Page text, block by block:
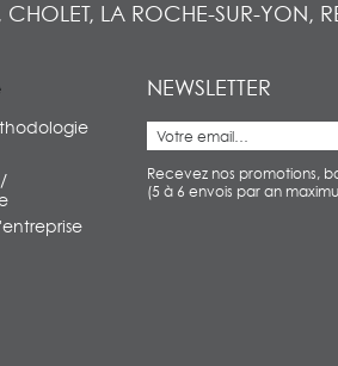
LA ROCHE-SUR-YON,
NEWSLETTER
Recevez nos promotions,
(5 à 6 envois par an